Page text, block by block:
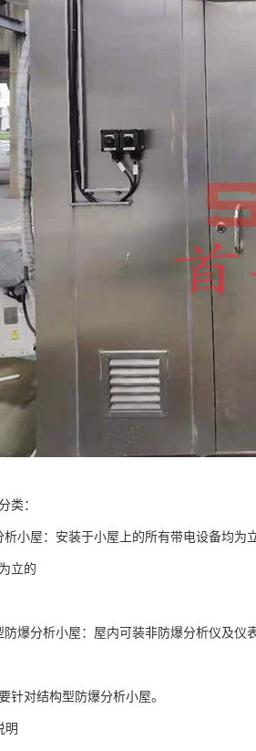
类：
析小屋：安装于小屋上的所有带电设备均
立的
防爆分析小屋：屋内可装非防爆分析仪及
针对结构型防爆分析小屋。
明